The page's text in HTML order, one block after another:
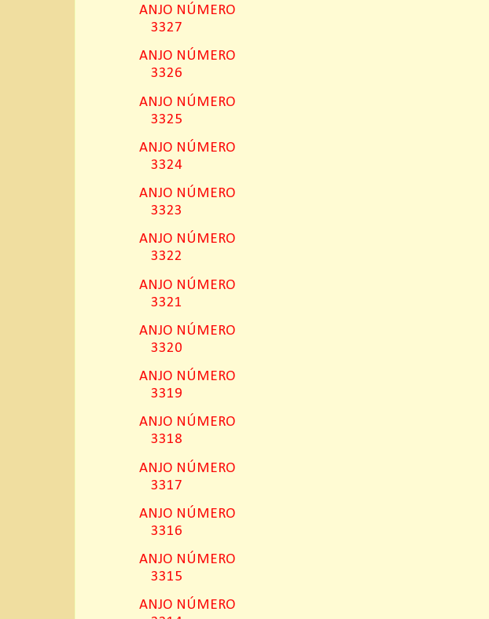
ANJO NÚMERO
3327
ANJO NÚMERO
3326
ANJO NÚMERO
3325
ANJO NÚMERO
3324
ANJO NÚMERO
3323
ANJO NÚMERO
3322
ANJO NÚMERO
3321
ANJO NÚMERO
3320
ANJO NÚMERO
3319
ANJO NÚMERO
3318
ANJO NÚMERO
3317
ANJO NÚMERO
3316
ANJO NÚMERO
3315
ANJO NÚMERO